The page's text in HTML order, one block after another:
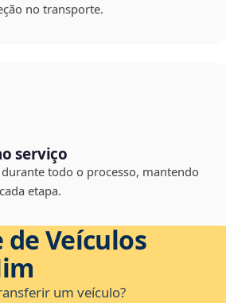
no transporte.
serviço
todo o processo, mantendo
etapa.
Veículos
um veículo?